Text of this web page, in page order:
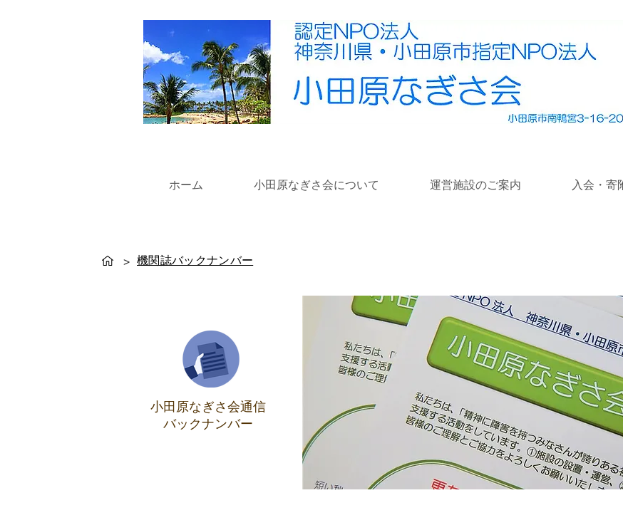
ホーム 小田原なぎさ会について 運営施設のご案内 入会・寄
> 機関誌バックナンバー
小田原なぎさ会通信
バックナンバー